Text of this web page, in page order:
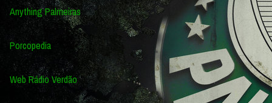
Anything Palmeiras
Porcopedia
Web Rádio Verdão